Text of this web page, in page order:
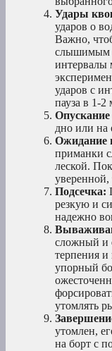
Удары
ударов о
Важно,
слышимым
ударов с
пауза в 1-
дно или на
Ожидание
приманки
леской.
уверенной,
Подсечка:
резкую и
надежно
сложный и
терпения
упорный
утомлять
утомлен,
на борт с